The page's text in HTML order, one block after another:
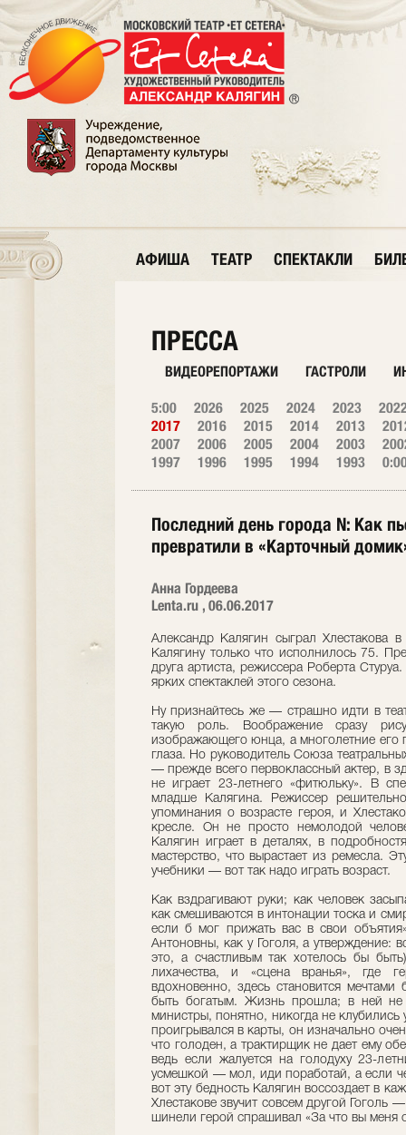
АФИША ТЕАТР СПЕКТАКЛИ
ПРЕССА
ВИДЕОРЕПОРТАЖИ ГАСТРОЛИ
5:00 2026 2025 2024 2023
2017
2016 2015 2014 2013
2007
2006 2005 2004 2003
1997
1996 1995 1994 1993
Последний день города N: Как
превратили в «Карточный
Анна Гордеева
Lenta.ru , 06.06.2017
Александр Калягин сыграл Хлестакова
Калягину только что исполнилось 75.
друга артиста, режиссера Роберта
ярких спектаклей этого сезона.
Ну признайтесь же — страшно идти в
такую роль. Воображение сразу
изображающего юнца, а многолетние его
глаза. Но руководитель Союза
— прежде всего первоклассный актер, в
не играет 23-летнего «фитюльку». В
младше Калягина. Режиссер
упоминания о возрасте героя, и
кресле. Он не просто немолодой
Калягин играет в деталях, в
мастерство, что вырастает из ремесла.
учебники — вот так надо играть возраст.
Как вздрагивают руки; как человек
как смешиваются в интонации тоска и
если б мог прижать вас в свои
Антоновны, как у Гоголя, а утверждение:
это, а счастливым так хотелось бы
лихачества, и «сцена вранья», где
вдохновенно, здесь становится мечтами
быть богатым. Жизнь прошла; в ней не
министры, понятно, никогда не клубились
проигрывался в карты, он изначально
что голоден, а трактирщик не дает ему
ведь если жалуется на голодуху 23-
усмешкой — мол, иди поработай, а если
вот эту бедность Калягин воссоздает в
Хлестакове звучит совсем другой
шинели герой спрашивал «За что вы меня